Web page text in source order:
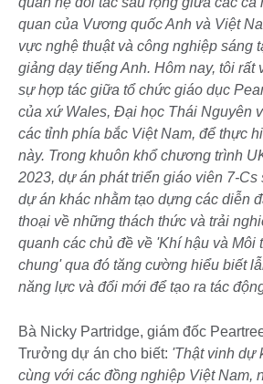
quan của Vương quốc Anh và Việt
vực nghệ thuật và công nghiệp sáng
giảng dạy tiếng Anh. Hôm nay, tôi rất
sự hợp tác giữa tổ chức giáo dục
của xứ Wales, Đại học Thái Nguyên
các tỉnh phía bắc Việt Nam, để thực
này. Trong khuôn khổ chương trình
2023, dự án phát triển giáo viên 7-
dự án khác nhằm tạo dựng các diễn
thoại về những thách thức và trải
quanh các chủ đề về 'Khí hậu và Môi
chung' qua đó tăng cường hiểu biết
năng lực và đổi mới để tạo ra tác
Bà Nicky Partridge, giám đốc
Trưởng dự án cho biết: 'Thật vinh dự
cùng với các đồng nghiệp Việt Nam,